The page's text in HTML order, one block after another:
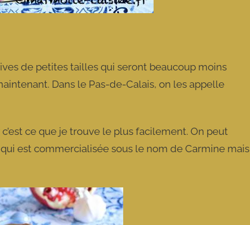
de petites tailles qui seront beaucoup moins
Dans le Pas-de-Calais, on les appelle
ce que je trouve le plus facilement. On peut
est commercialisée sous le nom de Carmine mais